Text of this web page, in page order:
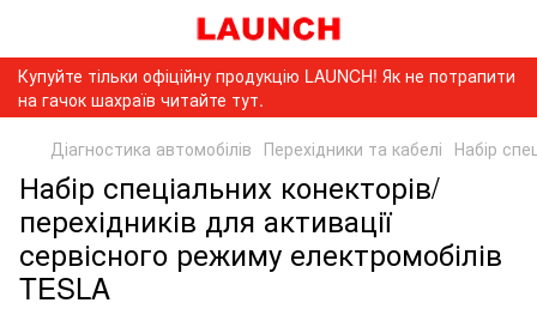
Купуйте тільки офіційну продукцію LAUNCH! Як не потрапити
на гачок шахраїв читайте тут.
Діагностика автомобілів Перехідники та кабелі Набір
Набір спеціальних конекторів/
перехідників для активації
сервісного режиму електромобілів
TESLA